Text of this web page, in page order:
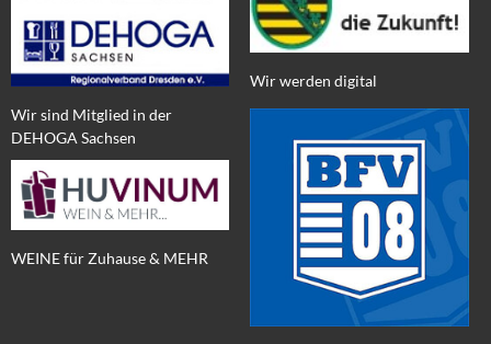
Wir sind Mitglied in der
DEHOGA Sachsen
WEINE für Zuhause & MEHR
Wir werden digital